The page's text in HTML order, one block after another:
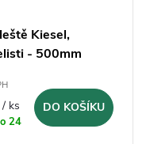
Kiesel,
- 500mm
/ ks
24
DO KOŠÍKU